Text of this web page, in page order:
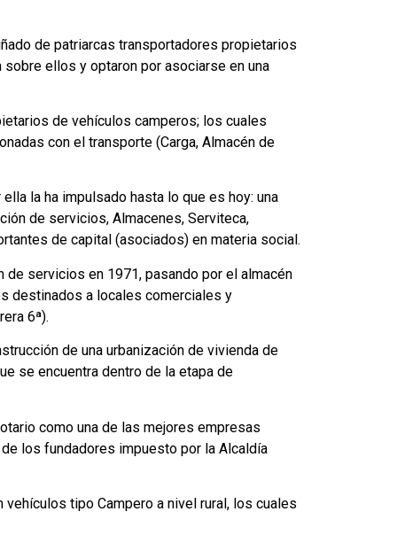
de patriarcas transportadores propietarios
ellos y optaron por asociarse en una
de vehículos camperos; los cuales
con el transporte (Carga, Almacén de
la ha impulsado hasta lo que es hoy: una
de servicios, Almacenes, Serviteca,
de capital (asociados) en materia social.
servicios en 1971, pasando por el almacén
destinados a locales comerciales y
6ª).
de una urbanización de vivienda de
se encuentra dentro de la etapa de
como una de las mejores empresas
los fundadores impuesto por la Alcaldía
tipo Campero a nivel rural, los cuales